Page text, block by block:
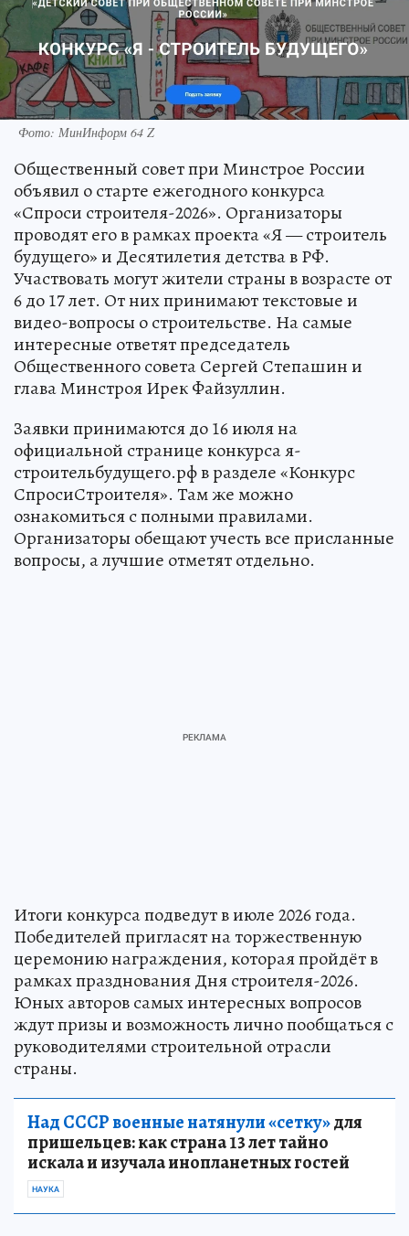
Фото: МинИнформ 64 Z
Общественный совет при Минстрое России
объявил о старте ежегодного конкурса
«Спроси строителя-2026». Организаторы
проводят его в рамках проекта «Я — строитель
будущего» и Десятилетия детства в РФ.
Участвовать могут жители страны в возрасте от
6 до 17 лет. От них принимают текстовые и
видео-вопросы о строительстве. На самые
интересные ответят председатель
Общественного совета Сергей Степашин и
глава Минстроя Ирек Файзуллин.
Заявки принимаются до 16 июля на
официальной странице конкурса я-
строительбудущего.рф в разделе «Конкурс
СпросиСтроителя». Там же можно
ознакомиться с полными правилами.
Организаторы обещают учесть все присланные
вопросы, а лучшие отметят отдельно.
Итоги конкурса подведут в июле 2026 года.
Победителей пригласят на торжественную
церемонию награждения, которая пройдёт в
рамках празднования Дня строителя-2026.
Юных авторов самых интересных вопросов
ждут призы и возможность лично пообщаться с
руководителями строительной отрасли
страны.
Над СССР военные натянули «сетку»для
пришельцев: как страна 13 лет тайно
искала и изучала инопланетных гостей
НАУКА